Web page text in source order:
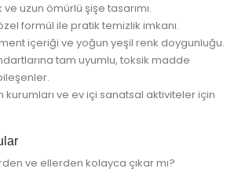
uzun ömürlü şişe tasarımı.
formül ile pratik temizlik imkanı.
içeriği ve yoğun yeşil renk doygunluğu.
tam uyumlu, toksik madde
kurumları ve ev içi sanatsal aktiviteler için
ve ellerden kolayca çıkar mı?